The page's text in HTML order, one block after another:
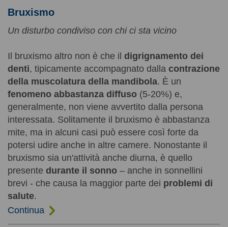
Bruxismo
Un disturbo condiviso con chi ci sta vicino
Il bruxismo altro non è che il digrignamento dei
denti, tipicamente accompagnato dalla contrazione
della muscolatura della mandibola. È un
fenomeno abbastanza diffuso (5-20%) e,
generalmente, non viene avvertito dalla persona
interessata. Solitamente il bruxismo è abbastanza
mite, ma in alcuni casi può essere così forte da
potersi udire anche in altre camere. Nonostante il
bruxismo sia un'attività anche diurna, è quello
presente durante il sonno – anche in sonnellini
brevi - che causa la maggior parte dei problemi di
salute.
Continua